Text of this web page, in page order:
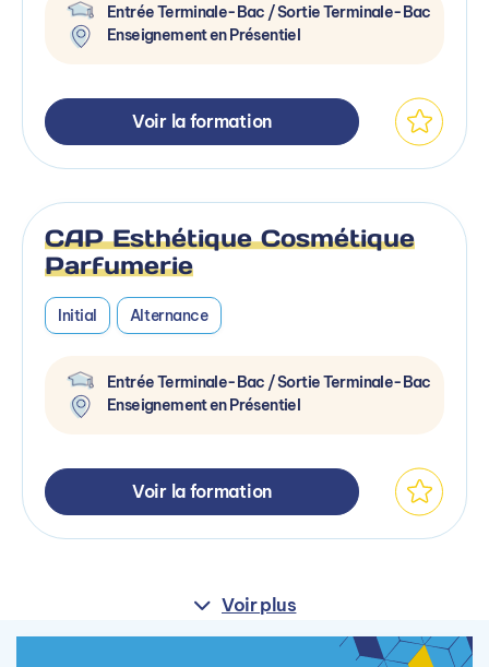
Entrée Terminale-Bac / Sortie Terminale-Bac
Enseignement en Présentiel
Voir la formation
CAP Esthétique Cosmétique
Parfumerie
Initial Alternance
Entrée Terminale-Bac / Sortie Terminale-Bac
Enseignement en Présentiel
Voir la formation
Voir plus